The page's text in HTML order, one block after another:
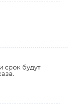
срок будут